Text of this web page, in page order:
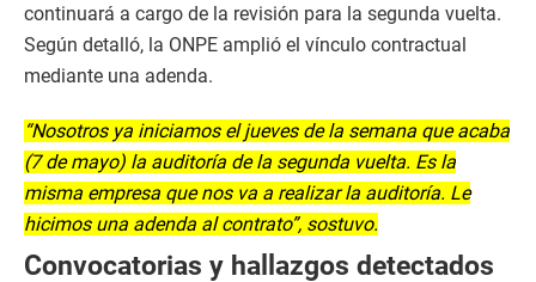
continuará a cargo de la revisión para la segunda vuelta.
Según detalló, la ONPE amplió el vínculo contractual
mediante una adenda.
“Nosotros ya iniciamos el jueves de la semana que acaba
(7 de mayo) la auditoría de la segunda vuelta. Es la
misma empresa que nos va a realizar la auditoría. Le
hicimos una adenda al contrato”, sostuvo.
Convocatorias y hallazgos detectados